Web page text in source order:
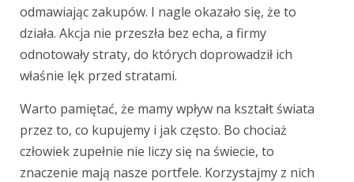
odmawiając zakupów. I nagle okazało się, że to
działa. Akcja nie przeszła bez echa, a firmy
odnotowały straty, do których doprowadził ich
właśnie lęk przed stratami.
Warto pamiętać, że mamy wpływ na kształt świata
przez to, co kupujemy i jak często. Bo chociaż
człowiek zupełnie nie liczy się na świecie, to
znaczenie mają nasze portfele. Korzystajmy z nich